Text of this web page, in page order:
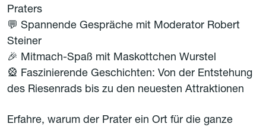
Praters
💬 Spannende Gespräche mit Moderator Robert
Steiner
🎉 Mitmach-Spaß mit Maskottchen Wurstel
🎡 Faszinierende Geschichten: Von der Entstehung
des Riesenrads bis zu den neuesten Attraktionen
Erfahre, warum der Prater ein Ort für die ganze